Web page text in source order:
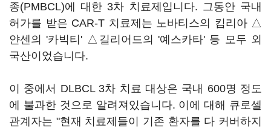
종(PMBCL)에 대한 3차 치료제입니다. 그동안 국내
허가를 받은 CAR-T 치료제는 노바티스의 킴리아 △
얀센의 '카빅티' △길리어드의 '예스카타' 등 모두 외
국산이었습니다.
이 중에서 DLBCL 3차 치료 대상은 국내 600명 정도
에 불과한 것으로 알려져있습니다. 이에 대해 큐로셀
관계자는 "현재 치료제들이 기존 환자를 다 커버하지